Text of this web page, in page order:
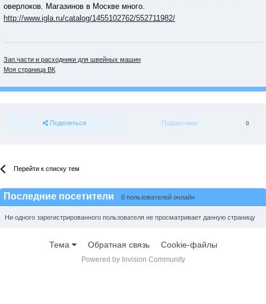
оверлоков. Магазинов в Москве много.
http://www.igla.ru/catalog/1455102762/552711982/
Зап.части и расходники для швейных машин
Моя страница ВК
Поделиться Подписчики 0
Перейти к списку тем
Последние посетители 0 пользователей онлайн
Ни одного зарегистрированного пользователя не просматривает данную страницу
Тема Обратная связь Cookie-файлы
Powered by Invision Community